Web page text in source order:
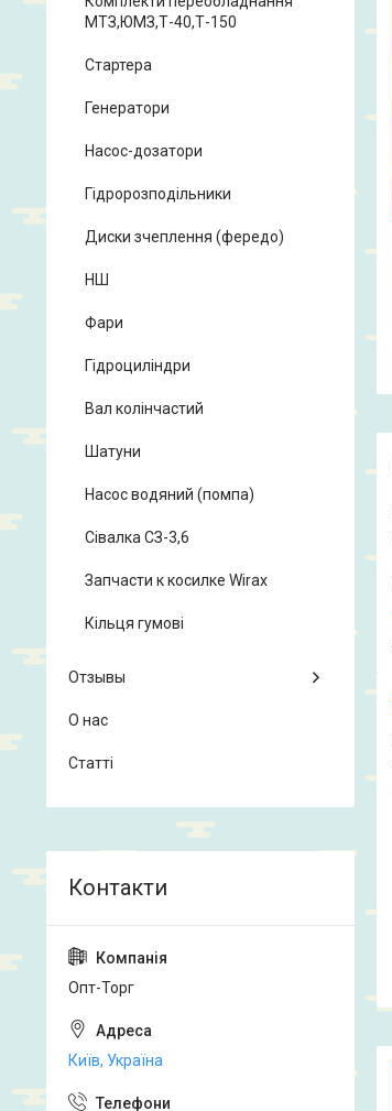
МТЗ,ЮМЗ,Т-40,Т-150
Стартера
Генератори
Насос-дозатори
Гідророзподільники
Диски зчеплення (фередо)
НШ
Фари
Гідроциліндри
Вал колінчастий
Шатуни
Насос водяний (помпа)
Сівалка СЗ-3,6
Запчасти к косилке Wirax
Кільця гумові
Отзывы
О нас
Статті
Опт-Торг
Київ, Україна